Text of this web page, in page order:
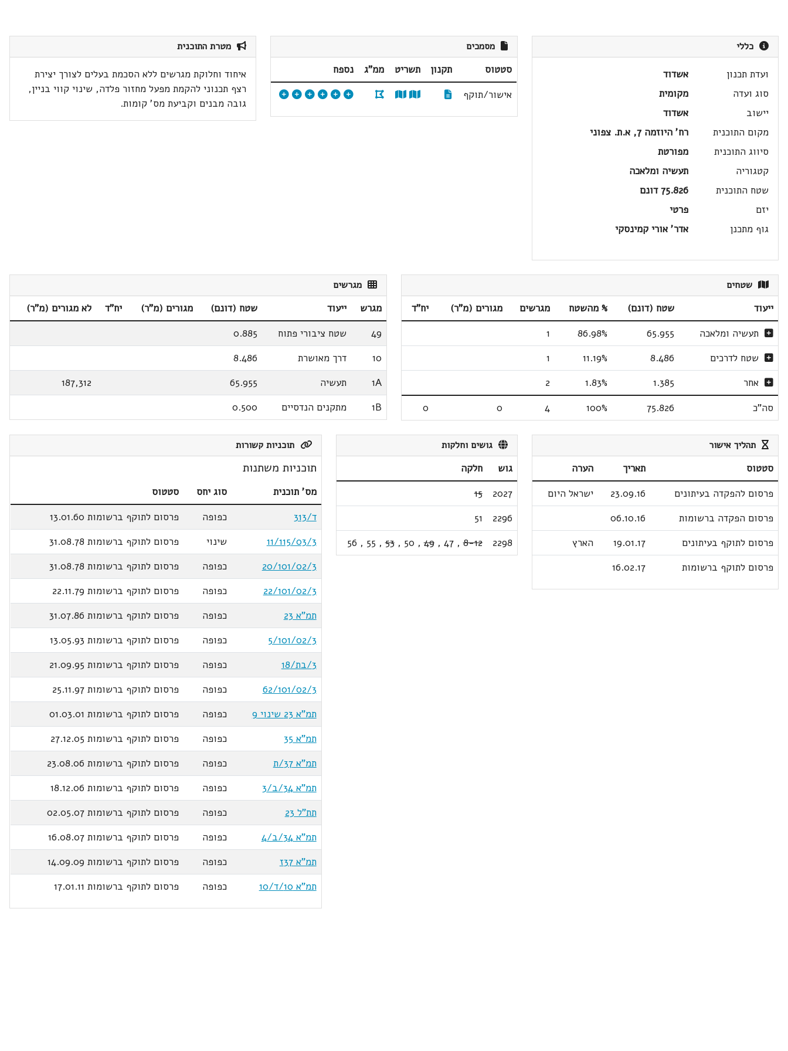
כללי
ועדת תכנון
אשדוד
סוג ועדה
מקומית
יישוב
אשדוד
מקום התוכנית
רח' היוזמה 7, א.ת. צפוני
סיווג התוכנית
מפורטת
קטגוריה
תעשיה ומלאכה
שטח התוכנית
75.826 דונם
יזם
פרטי
גוף מתכנן
אדר' אורי קמינסקי
מסמכים
סטטוס תקנון תשריט ממ"ג
נספח
אישור/תוקף
מטרת התוכנית
איחוד וחלוקת מגרשים ללא הסכמת בעלים לצורך יצירת
רצף תכנוני להקמת מפעל מחזור פלדה, שינוי קווי בניין,
גובה מבנים וקביעת מס' קומות.
שטחים
ייעוד שטח (דונם) % מהשטח מגרשים מגורים (מ"ר)
יח"ד
תעשיה ומלאכה
65.955
86.98%
1
שטח לדרכים
8.486
11.19%
1
אחר
1.385
1.83%
2
סה"כ
75.826
100%
4
0
0
מגרשים
מגרש ייעוד שטח (דונם) מגורים (מ"ר) יח"ד
לא מגורים (מ"ר)
49
שטח ציבורי פתוח
0.885
10
דרך מאושרת
8.486
1A
תעשיה 65.955
187,312
1B
מתקנים הנדסיים 0.500
תהליך אישור
סטטוס תאריך
הערה
פרסום להפקדה בעיתונים
23.09.16
ישראל היום
פרסום הפקדה ברשומות
06.10.16
פרסום לתוקף בעיתונים
19.01.17
הארץ
פרסום לתוקף ברשומות
16.02.17
גושים וחלקות
גוש
חלקה
2027
15
2296
51
2298
8-12
,
47
,
49
,
50
,
53
,
55
,
56
תוכניות קשורות
תוכניות משתנות
מס' תוכנית סוג יחס
סטטוס
ד/313
כפופה
פרסום לתוקף ברשומות 13.01.60
11/115/03/3
שינוי
פרסום לתוקף ברשומות 31.08.78
20/101/02/3
כפופה
פרסום לתוקף ברשומות 31.08.78
22/101/02/3
כפופה
פרסום לתוקף ברשומות 22.11.79
תמ"א 23
כפופה
פרסום לתוקף ברשומות 31.07.86
5/101/02/3
כפופה
פרסום לתוקף ברשומות 13.05.93
3/בת/18
כפופה
פרסום לתוקף ברשומות 21.09.95
62/101/02/3
כפופה
פרסום לתוקף ברשומות 25.11.97
תמ"א 23 שינוי 9
כפופה
פרסום לתוקף ברשומות 01.03.01
תמ"א 35
כפופה
פרסום לתוקף ברשומות 27.12.05
תמ"א 37/ת
כפופה
פרסום לתוקף ברשומות 23.08.06
תמ"א 34/ב/3
כפופה
פרסום לתוקף ברשומות 18.12.06
תת"ל 23
כפופה
פרסום לתוקף ברשומות 02.05.07
תמ"א 34/ב/4
כפופה
פרסום לתוקף ברשומות 16.08.07
תמ"א 37ז
כפופה
פרסום לתוקף ברשומות 14.09.09
תמ"א 10/ד/10
כפופה פרסום לתוקף ברשומות 17.01.11